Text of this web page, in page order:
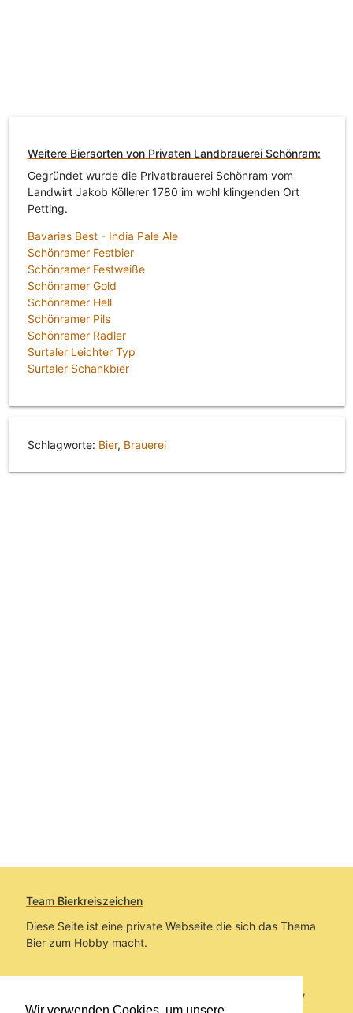
Weitere Biersorten von Privaten Landbrauerei Schönram:
Gegründet wurde die Privatbrauerei Schönram vom
Landwirt Jakob Köllerer 1780 im wohl klingenden Ort
Petting.
Bavarias Best - India Pale Ale
Schönramer Festbier
Schönramer Festweiße
Schönramer Gold
Schönramer Hell
Schönramer Pils
Schönramer Radler
Surtaler Leichter Typ
Surtaler Schankbier
Schlagworte: Bier, Brauerei
Team Bierkreiszeichen
Diese Seite ist eine private Webseite die sich das Thema
Bier zum Hobby macht.
Sie befinden sich auf https://www.bierkreiszeichen.at/